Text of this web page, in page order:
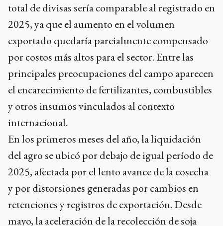
total de divisas sería comparable al registrado en
2025, ya que el aumento en el volumen
exportado quedaría parcialmente compensado
por costos más altos para el sector. Entre las
principales preocupaciones del campo aparecen
el encarecimiento de fertilizantes, combustibles
y otros insumos vinculados al contexto
internacional.
En los primeros meses del año, la liquidación
del agro se ubicó por debajo de igual período de
2025, afectada por el lento avance de la cosecha
y por distorsiones generadas por cambios en
retenciones y registros de exportación. Desde
mayo, la aceleración de la recolección de soja